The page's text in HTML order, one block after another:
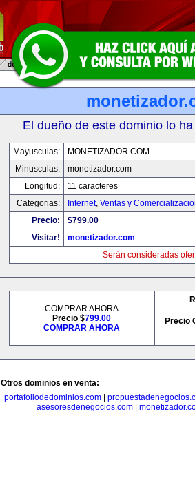
El dueño de este dominio lo
Mayusculas:
MONETIZADOR.COM
Minusculas:
monetizador.com
Longitud:
11 caracteres
Categorias:
Internet, Ventas y
Precio:
$799.00
Visitar!
monetizador.com
Serán consideradas
COMPRAR AHORA
Precio $799.00
COMPRAR AHORA
Precio
Otros dominios en venta:
portafoliodedominios.com|
asesoresdenegocios.com